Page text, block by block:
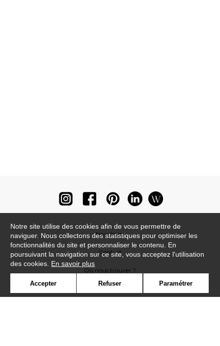
Newsletter
Contact
Où nous trouver ?
Notre site utilise des cookies afin de vous permettre de
naviguer. Nous collectons des statistiques pour optimiser les
fonctionnalités du site et personnaliser le contenu. En
poursuivant la navigation sur ce site, vous acceptez l'utilisation
des cookies. En savoir plus
Accepter Refuser Paramétrer